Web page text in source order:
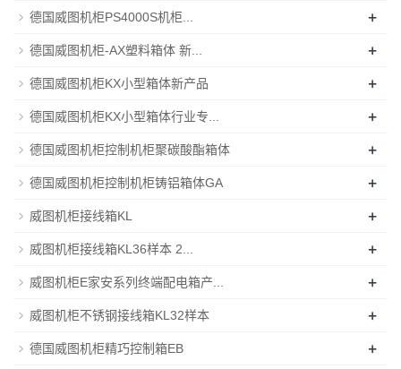
德国威图机柜PS4000S机柜... +
德国威图机柜-AX塑料箱体 新... +
德国威图机柜KX小型箱体新产品 +
德国威图机柜KX小型箱体行业专... +
德国威图机柜控制机柜聚碳酸酯箱体 +
德国威图机柜控制机柜铸铝箱体GA +
威图机柜接线箱KL +
威图机柜接线箱KL36样本 2... +
威图机柜E家安系列终端配电箱产... +
威图机柜不锈钢接线箱KL32样本 +
德国威图机柜精巧控制箱EB +